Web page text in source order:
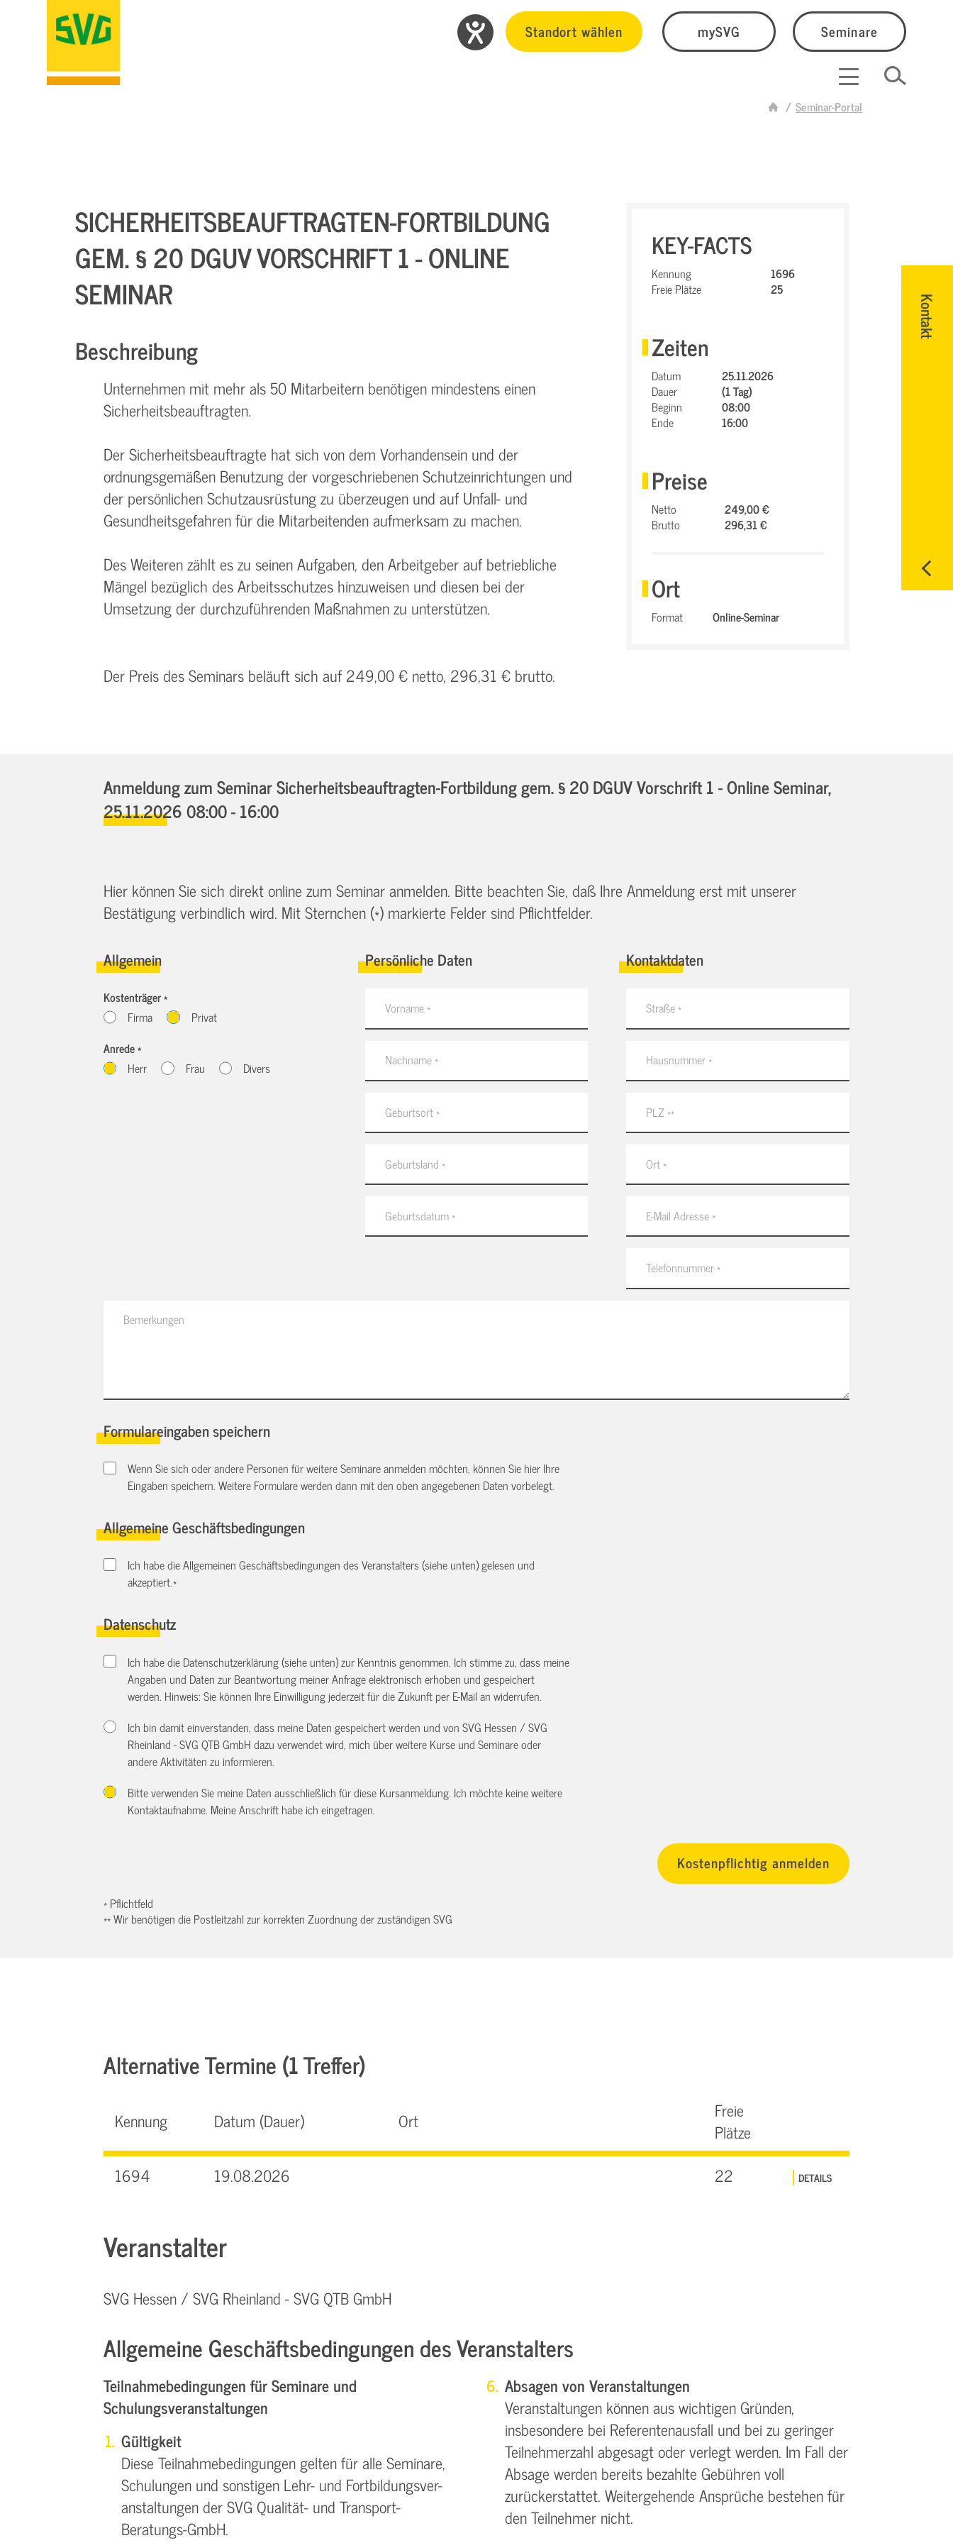
Standort wählen mySVG Seminare
Seminar-Portal
Kontakt
SICHERHEITSBEAUFTRAGTEN-FORTBILDUNG
GEM. § 20 DGUV VORSCHRIFT 1 - ONLINE
SEMINAR
Beschreibung
Unternehmen mit mehr als 50 Mitarbeitern benötigen mindestens einen
Sicherheitsbeauftragten.
Der Sicherheitsbeauftragte hat sich von dem Vorhandensein und der
ordnungsgemäßen Benutzung der vorgeschriebenen Schutzeinrichtungen und
der persönlichen Schutzausrüstung zu überzeugen und auf Unfall- und
Gesundheitsgefahren für die Mitarbeitenden aufmerksam zu machen.
Des Weiteren zählt es zu seinen Aufgaben, den Arbeitgeber auf betriebliche
Mängel bezüglich des Arbeitsschutzes hinzuweisen und diesen bei der
Umsetzung der durchzuführenden Maßnahmen zu unterstützen.
Der Preis des Seminars beläuft sich auf 249,00 € netto, 296,31 € brutto.
KEY-FACTS
Kennung
1696
Freie Plätze
25
Zeiten
Datum
25.11.2026
Dauer
(1 Tag)
Beginn
08:00
Ende
16:00
Preise
Netto
249,00 €
Brutto
296,31 €
Ort
Format Online-Seminar
Anmeldung zum Seminar Sicherheitsbeauftragten-Fortbildung gem. § 20 DGUV Vorschrift 1 - Online Seminar,
25.11.2026 08:00 - 16:00
Hier können Sie sich direkt online zum Seminar anmelden. Bitte beachten Sie, daß Ihre Anmeldung erst mit unserer
Bestätigung verbindlich wird. Mit Sternchen (*) markierte Felder sind Pflichtfelder.
Allgemein
Kostenträger *
Firma
Privat
Anrede *
Herr
Frau Divers
Persönliche Daten Kontaktdaten
Formulareingaben speichern
Wenn Sie sich oder andere Personen für weitere Seminare anmelden möchten, können Sie hier Ihre
Eingaben speichern. Weitere Formulare werden dann mit den oben angegebenen Daten vorbelegt.
Allgemeine Geschäftsbedingungen
Ich habe die Allgemeinen Geschäftsbedingungen des Veranstalters (siehe unten) gelesen und
akzeptiert.*
Datenschutz
Ich habe die Datenschutzerklärung (siehe unten) zur Kenntnis genommen. Ich stimme zu, dass meine
Angaben und Daten zur Beantwortung meiner Anfrage elektronisch erhoben und gespeichert
werden. Hinweis: Sie können Ihre Einwilligung jederzeit für die Zukunft per E-Mail anwiderrufen.
Ich bin damit einverstanden, dass meine Daten gespeichert werden und von SVG Hessen / SVG
Rheinland - SVG QTB GmbH dazu verwendet wird, mich über weitere Kurse und Seminare oder
andere Aktivitäten zu informieren.
Bitte verwenden Sie meine Daten ausschließlich für diese Kursanmeldung. Ich möchte keine weitere
Kontaktaufnahme. Meine Anschrift habe ich eingetragen.
* Pflichtfeld
** Wir benötigen die Postleitzahl zur korrekten Zuordnung der zuständigen SVG
Alternative Termine (1 Treffer)
Kennung Datum (Dauer) Ort
Freie
Plätze
1694
19.08.2026 22 DETAILS
Veranstalter
SVG Hessen / SVG Rheinland - SVG QTB GmbH
Allgemeine Geschäftsbedingungen des Veranstalters
Teilnahmebedingungen für Seminare und
Schulungsveranstaltungen
Gültigkeit
Diese Teilnahmebedingungen gelten für alle Seminare,
Schulungen und sonstigen Lehr- und Fortbildungsver-
anstaltungen der SVG Qualität- und Transport-
Beratungs-GmbH.
Absagen von Veranstaltungen
Veranstaltungen können aus wichtigen Gründen,
insbesondere bei Referentenausfall und bei zu geringer
Teilnehmerzahl abgesagt oder verlegt werden. Im Fall der
Absage werden bereits bezahlte Gebühren voll
zurückerstattet. Weitergehende Ansprüche bestehen für
den Teilnehmer nicht.